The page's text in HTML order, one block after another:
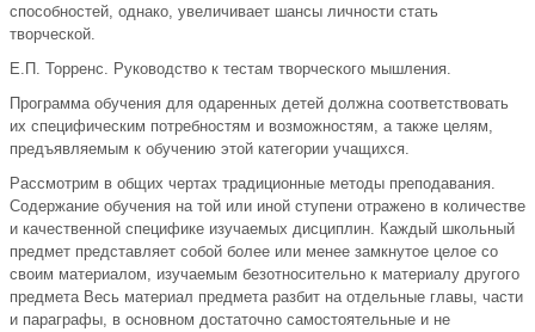
способностей, однако, увеличивает шансы личности стать
творческой.
Е.П. Торренс. Руководство к тестам творческого мышления.
Программа обучения для одаренных детей должна соответствовать
их специфическим потребностям и возможностям, а также целям,
предъявляемым к обучению этой категории учащихся.
Рассмотрим в общих чертах традиционные методы преподавания.
Содержание обучения на той или иной ступени отражено в количестве
и качественной специфике изучаемых дисциплин. Каждый школьный
предмет представляет собой более или менее замкнутое целое со
своим материалом, изучаемым безотносительно к материалу другого
предмета Весь материал предмета разбит на отдельные главы, части
и параграфы, в основном достаточно самостоятельные и не